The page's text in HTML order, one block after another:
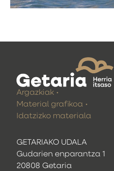
GETARIAKO UDALA
Gudarien enparantza 1
20808 Getaria
Argazkiak
Material grafikoa
Idatzizko materiala